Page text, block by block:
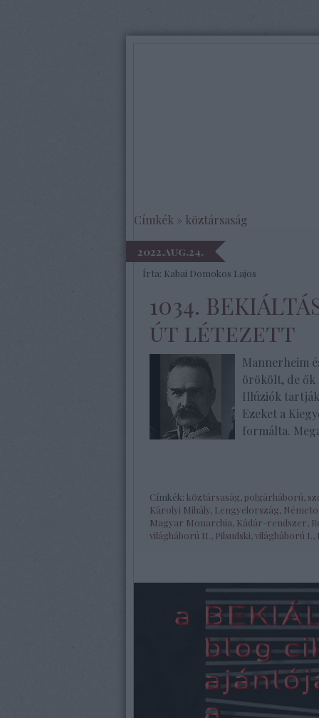
Címkék » köztársaság
2022.aug.24.
Írta: Kabai Domokos Lajos
1034.
út létezett
Mannerheim
örökölt, de ők
Illúziók tartják
Ezeket a
formálta.
Címkék: köztársaság polgárháború
Károlyi Mihály Lengyelország
Magyar Monarchia Kádár-rendszer
világháború II. Pilsudski világháború I.